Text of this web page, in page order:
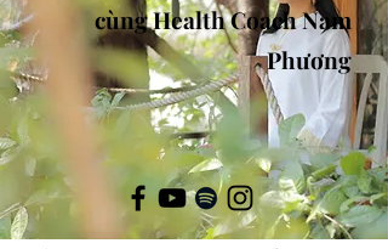
cùng Health Coach Nam
Phương